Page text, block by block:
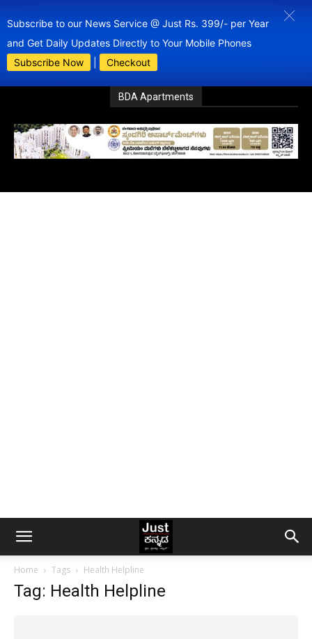
Subscribe to our News Service @ Just Rs. 399/- per Year
and Get Daily Updates Directly to Your Mobile Phones
Subscribe Now
Checkout
BDA Apartments
Home Tags Health Helpline
Tag: Health Helpline